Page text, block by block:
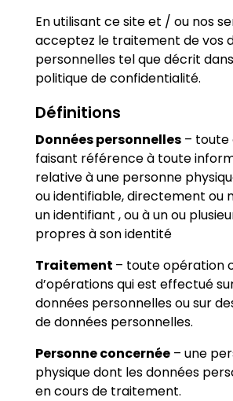
En utilisant ce site et / ou nos
acceptez le traitement de vos
personnelles tel que décrit
politique de confidentialité.
Définitions
Données personnelles – toute
faisant référence à toute
relative à une personne
ou identifiable, directement ou
un identifiant , ou à un ou
propres à son identité
Traitement – toute opération
d’opérations qui est effectué
données personnelles ou sur
de données personnelles.
Personne concernée – une
physique dont les données
en cours de traitement.